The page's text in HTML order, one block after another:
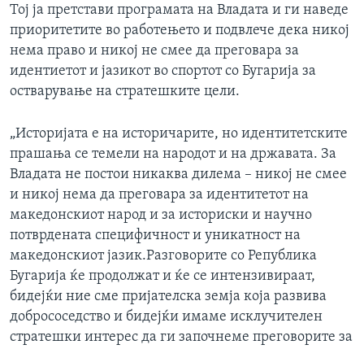
Тој ја претстави програмата на Владата и ги наведе
приоритетите во работењето и подвлече дека никој
нема право и никој не смее да преговара за
идентиетот и јазикот во спортот со Бугарија за
остварување на стратешките цели.
„Историјата е на историчарите, но идентитетските
прашања се темели на народот и на државата. За
Владата не постои никаква дилема – никој не смее
и никој нема да преговара за идентитетот на
македонскиот народ и за историски и научно
потврдената специфичност и уникатност на
македонскиот јазик.Разговорите со Република
Бугарија ќе продолжат и ќе се интензивираат,
бидејќи ние сме пријателска земја која развива
добрососедство и бидејќи имаме исклучителен
стратешки интерес да ги започнеме преговорите за